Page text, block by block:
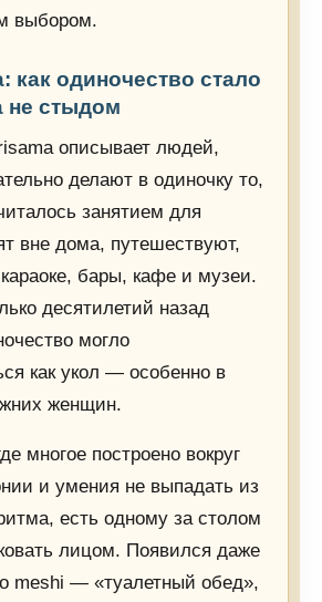
выбором.
как одиночество стало
не стыдом
описывает людей,
делают в одиночку то,
занятием для
вне дома, путешествуют,
бары, кафе и музеи.
десятилетий назад
могло
как укол — особенно в
женщин.
многое построено вокруг
и умения не выпадать из
есть одному за столом
лицом. Появился даже
meshi — «туалетный обед»,